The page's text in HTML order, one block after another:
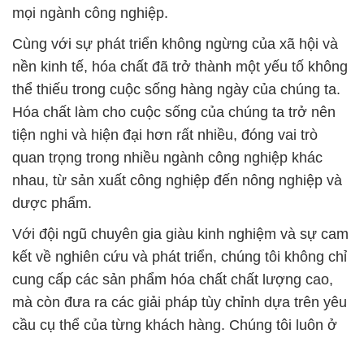
mọi ngành công nghiệp.
Cùng với sự phát triển không ngừng của xã hội và
nền kinh tế, hóa chất đã trở thành một yếu tố không
thể thiếu trong cuộc sống hàng ngày của chúng ta.
Hóa chất làm cho cuộc sống của chúng ta trở nên
tiện nghi và hiện đại hơn rất nhiều, đóng vai trò
quan trọng trong nhiều ngành công nghiệp khác
nhau, từ sản xuất công nghiệp đến nông nghiệp và
dược phẩm.
Với đội ngũ chuyên gia giàu kinh nghiệm và sự cam
kết về nghiên cứu và phát triển, chúng tôi không chỉ
cung cấp các sản phẩm hóa chất chất lượng cao,
mà còn đưa ra các giải pháp tùy chỉnh dựa trên yêu
cầu cụ thể của từng khách hàng. Chúng tôi luôn ở